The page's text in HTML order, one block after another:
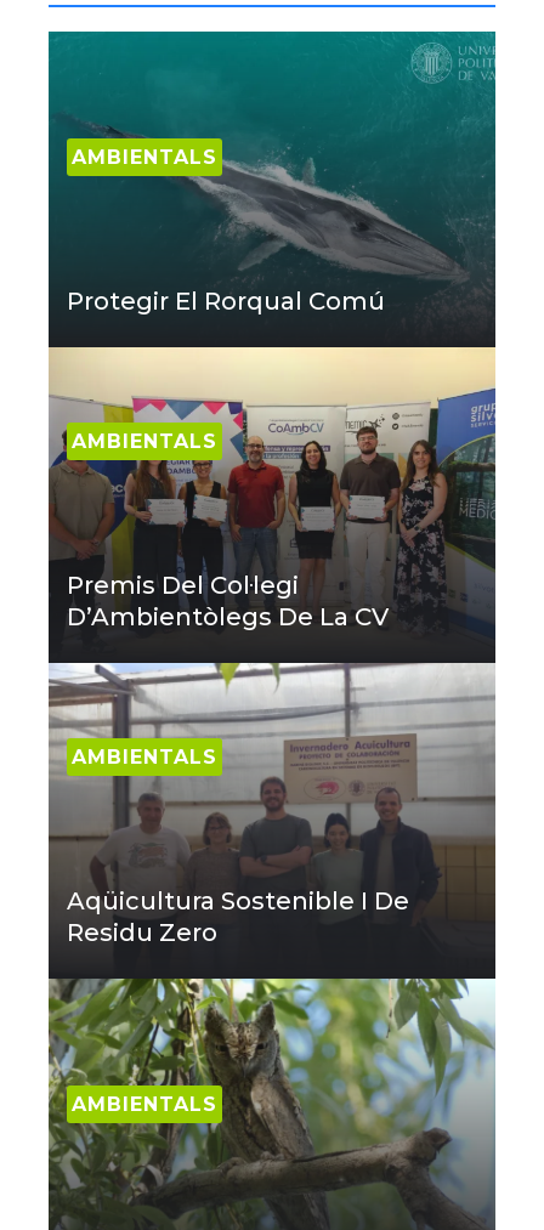
AMBIENTALS
Protegir El Rorqual Comú
AMBIENTALS
Premis Del Col·legi
D’Ambientòlegs De La CV
AMBIENTALS
Aqüicultura Sostenible I De
Residu Zero
AMBIENTALS